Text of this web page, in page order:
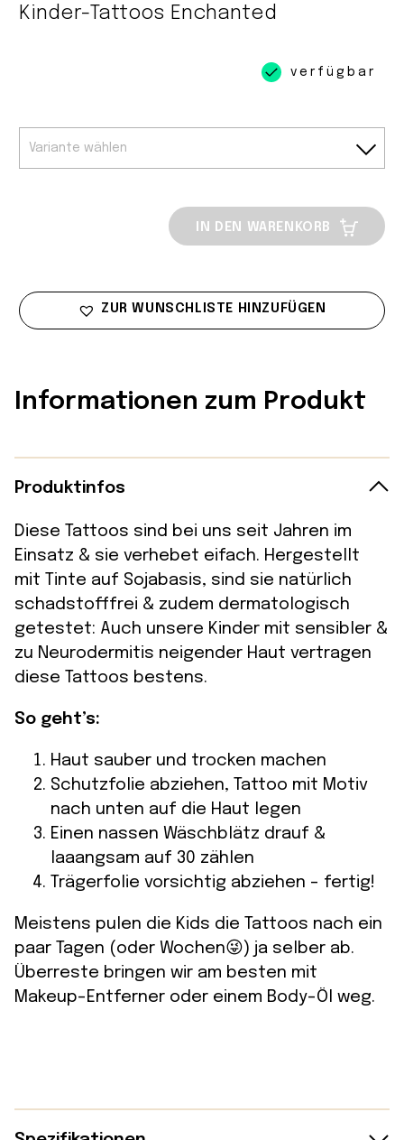
Kinder-Tattoos Enchanted
verfügbar
IN DEN WARENKORB
ZUR WUNSCHLISTE HINZUFÜGEN
Informationen zum Produkt
Produktinfos
Diese Tattoos sind bei uns seit Jahren im
Einsatz & sie verhebet eifach. Hergestellt
mit Tinte auf Sojabasis, sind sie natürlich
schadstofffrei & zudem dermatologisch
getestet: Auch unsere Kinder mit sensibler &
zu Neurodermitis neigender Haut vertragen
diese Tattoos bestens.
So geht’s:
Haut sauber und trocken machen
Schutzfolie abziehen, Tattoo mit Motiv
nach unten auf die Haut legen
Einen nassen Wäschblätz drauf &
laaangsam auf 30 zählen
Trägerfolie vorsichtig abziehen – fertig!
Meistens pulen die Kids die Tattoos nach ein
paar Tagen (oder Wochen😜) ja selber ab.
Überreste bringen wir am besten mit
Makeup-Entferner oder einem Body-Öl weg.